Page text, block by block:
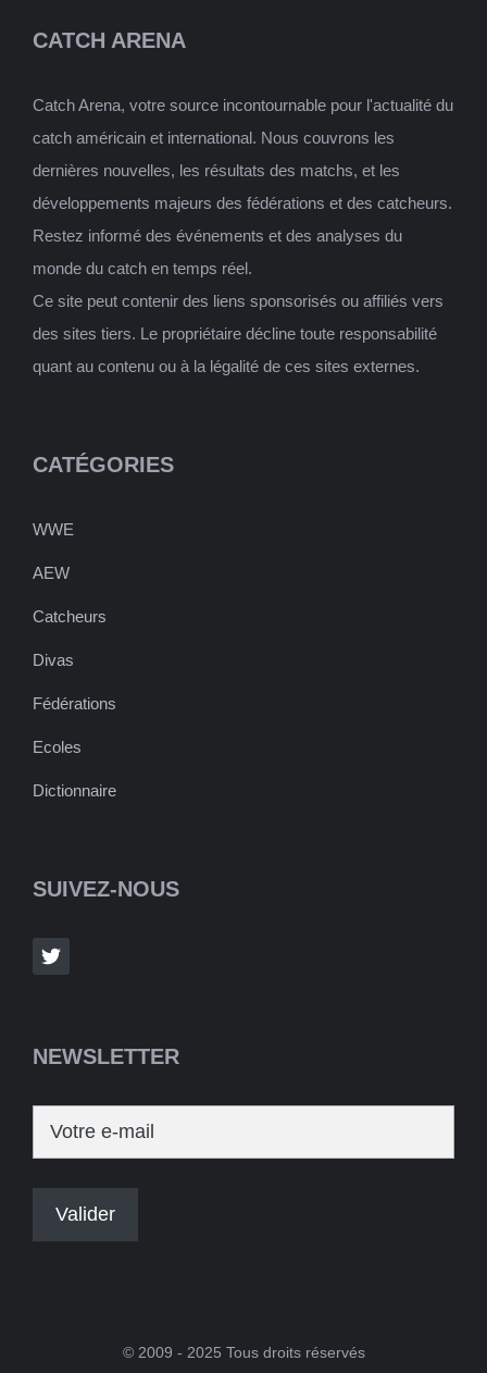
CATCH ARENA
Catch Arena, votre source incontournable pour l'actualité du
catch américain et international. Nous couvrons les
dernières nouvelles, les résultats des matchs, et les
développements majeurs des fédérations et des catcheurs.
Restez informé des événements et des analyses du
monde du catch en temps réel.
Ce site peut contenir des liens sponsorisés ou affiliés vers
des sites tiers. Le propriétaire décline toute responsabilité
quant au contenu ou à la légalité de ces sites externes.
CATÉGORIES
WWE
AEW
Catcheurs
Divas
Fédérations
Ecoles
Dictionnaire
SUIVEZ-NOUS
NEWSLETTER
© 2009 - 2025 Tous droits réservés